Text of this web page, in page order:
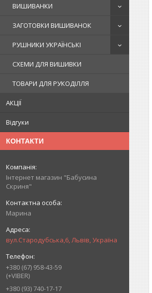
ВИШИВАНКИ
ЗАГОТОВКИ ВИШИВАНОК
РУШНИКИ УКРАЇНСЬКІ
СХЕМИ ДЛЯ ВИШИВКИ
ТОВАРИ ДЛЯ РУКОДІЛЛЯ
АКЦІЇ
Відгуки
КОНТАКТИ
Інтернет магазин "Бабусина
Скриня"
Марина
вул.Стародубська,6, Львів, Україна
+380 (67) 958-43-59
(+VIBER)
+380 (93) 740-17-17